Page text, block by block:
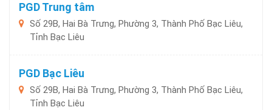
PGD Trung tâm
Số 29B, Hai Bà Trưng, Phường 3, Thành Phố Bạc Liêu,
Tỉnh Bạc Liêu
PGD Bạc Liêu
Số 29B, Hai Bà Trưng, Phường 3, Thành Phố Bạc Liêu,
Tỉnh Bạc Liêu